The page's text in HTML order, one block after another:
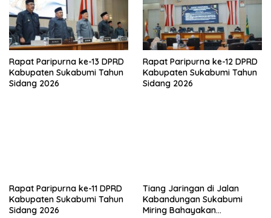
Rapat Paripurna ke-13 DPRD
Kabupaten Sukabumi Tahun
Sidang 2026
Rapat Paripurna ke-12 DPRD
Kabupaten Sukabumi Tahun
Sidang 2026
Rapat Paripurna ke-11 DPRD
Kabupaten Sukabumi Tahun
Sidang 2026
Tiang Jaringan di Jalan
Kabandungan Sukabumi
Miring Bahayakan